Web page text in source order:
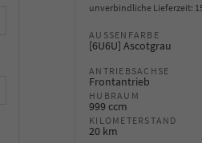
unverbindliche Lieferzeit:
AUSSENFARBE
[6U6U] Ascotgrau
ANTRIEBSACHSE
Frontantrieb
HUBRAUM
999 ccm
KILOMETERSTAND
20 km